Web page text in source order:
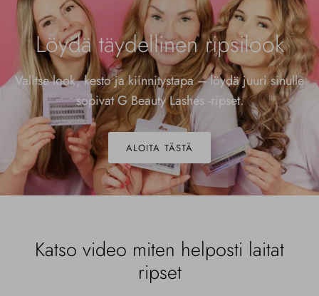
Löydä täydellinen ripsilook
Valitse look, kesto ja kiinnitystapa – löydä juuri sinulle
sopivat G Beauty Lashes -ripset.
ALOITA TÄSTÄ
Katso video miten helposti laitat
ripset